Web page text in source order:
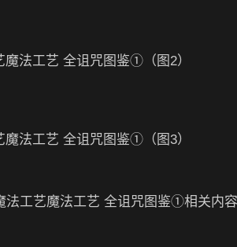
法工艺魔法工艺 全诅咒图鉴①相关内